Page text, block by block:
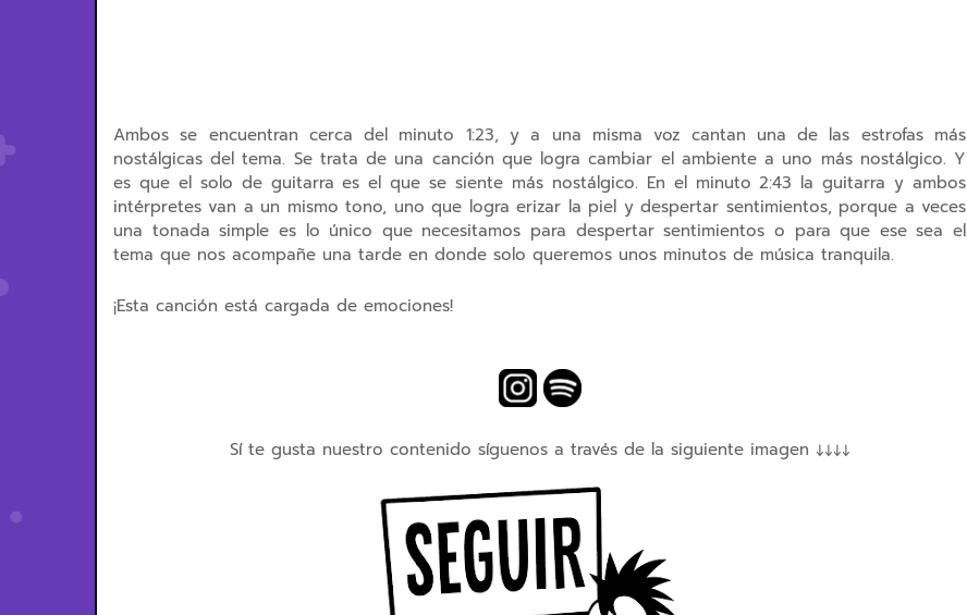
Ambos se encuentran cerca del minuto 1:23, y a una misma voz cantan una de las estrofas más
nostálgicas del tema. Se trata de una canción que logra cambiar el ambiente a uno más nostálgico. Y
es que el solo de guitarra es el que se siente más nostálgico. En el minuto 2:43 la guitarra y ambos
intérpretes van a un mismo tono, uno que logra erizar la piel y despertar sentimientos, porque a veces
una tonada simple es lo único que necesitamos para despertar sentimientos o para que ese sea el
tema que nos acompañe una tarde en donde solo queremos unos minutos de música tranquila.
¡Esta canción está cargada de emociones!
Sí te gusta nuestro contenido síguenos a través de la siguiente imagen ↓↓↓↓